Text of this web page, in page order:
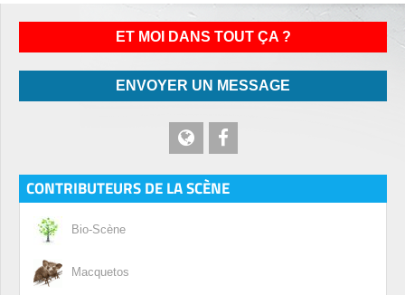
ET MOI DANS TOUT ÇA ?
ENVOYER UN MESSAGE
CONTRIBUTEURS DE LA SCÈNE
Bio-Scène
Macquetos